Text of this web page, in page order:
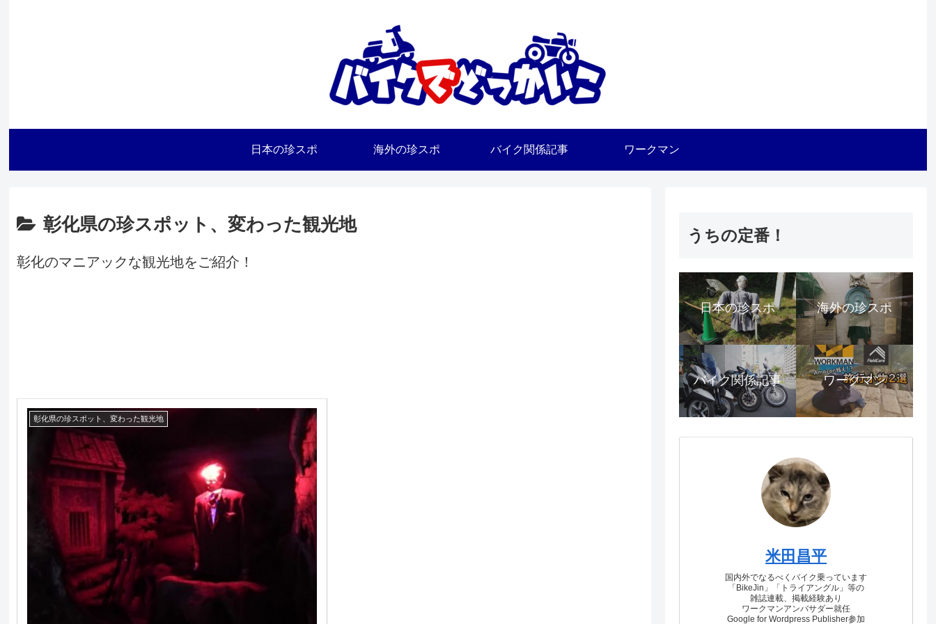
日本の珍スポ 海外の珍スポ バイク関係記事 ワークマン
彰化県の珍スポット、変わった観光地
彰化のマニアックな観光地をご紹介！
彰化県の珍スポット、変わった観光地
うちの定番！
日本の珍スポ 海外の珍スポ
バイク関係記事 ワークマン
米田昌平
国内外でなるべくバイク乗っています
「BikeJin」「トライアングル」等の
雑誌連載、掲載経験あり
ワークマンアンバサダー就任
Google for Wordpress Publisher参加